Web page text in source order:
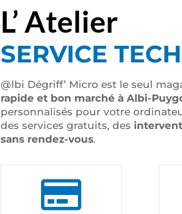
L’ Atelier
SERVICE
@lbi Dégriff’ Micro est le seul
rapide et bon marché à Albi-
personnalisés pour votre
des services gratuits, des
sans rendez-vous.
